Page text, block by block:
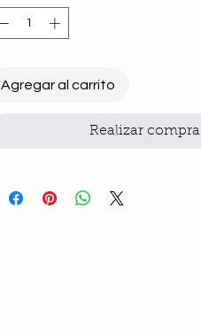
Agregar al carrito
Realizar compra